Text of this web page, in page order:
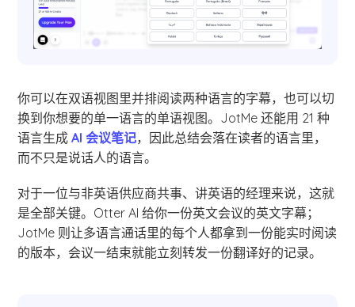
你可以在双语视图里并排阅读两种语言的字幕，也可以切
换到你想要的单一语言的单语视图。JotMe 还能用 21 种
语言生成AI 会议笔记，因此总结会落在读者的语言里，
而不只是说话人的语言。
对于一位与非英语供应商共事、讲英语的经理来说，这就
是全部关键。Otter AI 给你一份英文会议的英文字幕；
JotMe 则让多语言通话里的每个人都拿到一份能实时阅读
的版本，会议一结束就能立刻转发一份翻译好的记录。